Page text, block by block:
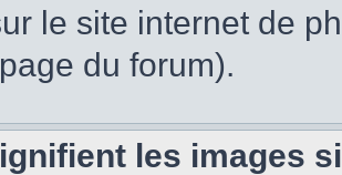
le site internet de
du forum).
les images